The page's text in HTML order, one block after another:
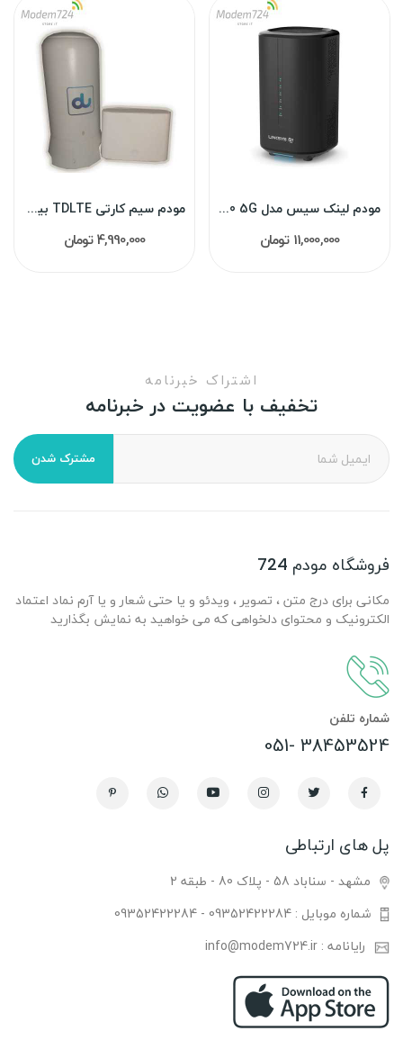
مودم سیم کارتی TDLTE بیرونی هواوی B2368 (کارکرده)
4,990,000 تومان
مودم لینک سیس مدل linksys FGW3000 5G
11,000,000 تومان
اشتراک خبرنامه
تخفیف با عضویت در خبرنامه
مشترک شدن
فروشگاه مودم 724
مکانی برای درج متن ، تصویر ، ویدئو و یا حتی شعار و یا آرم نماد اعتماد
الکترونیک و محتوای دلخواهی که می خواهید به نمایش بگذارید
شماره تلفن
38453524 -051
پل های ارتباطی
مشهد - سناباد 58 - پلاک 80 - طبقه 2
شماره موبایل : 09352422284 - 09352422284
رایانامه : info@modem724.ir